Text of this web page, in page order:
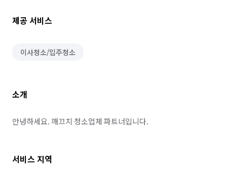
제공 서비스
이사청소/입주청소
소개
안녕하세요. 깨끄치 청소업체 파트너입니다.
서비스 지역